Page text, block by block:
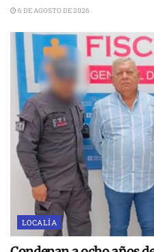
6 DE AGOSTO DE 2026
LOCALÍA